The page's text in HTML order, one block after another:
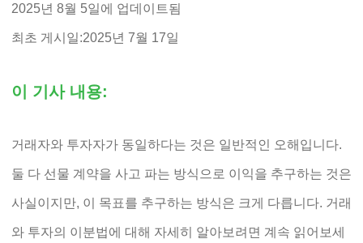
2025년 8월 5일에 업데이트됨
최초 게시일:2025년 7월 17일
이 기사 내용:
거래자와 투자자가 동일하다는 것은 일반적인 오해입니다.
둘 다 선물 계약을 사고 파는 방식으로 이익을 추구하는 것은
사실이지만, 이 목표를 추구하는 방식은 크게 다릅니다. 거래
와 투자의 이분법에 대해 자세히 알아보려면 계속 읽어보세